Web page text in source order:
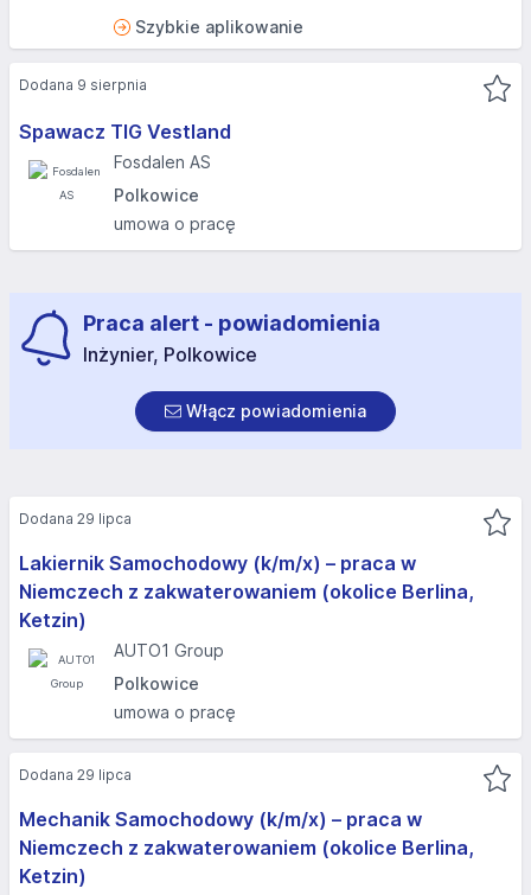
Szybkie aplikowanie
Spawacz TIG Vestland
Fosdalen AS
Polkowice
umowa o pracę
Dodana 9 sierpnia
Praca alert - powiadomienia
Inżynier, Polkowice
Włącz powiadomienia
Lakiernik Samochodowy (k/m/x) – praca w
Niemczech z zakwaterowaniem (okolice Berlina,
Ketzin)
AUTO1 Group
Polkowice
umowa o pracę
Dodana 29 lipca
Mechanik Samochodowy (k/m/x) – praca w
Niemczech z zakwaterowaniem (okolice Berlina,
Ketzin)
Dodana 29 lipca